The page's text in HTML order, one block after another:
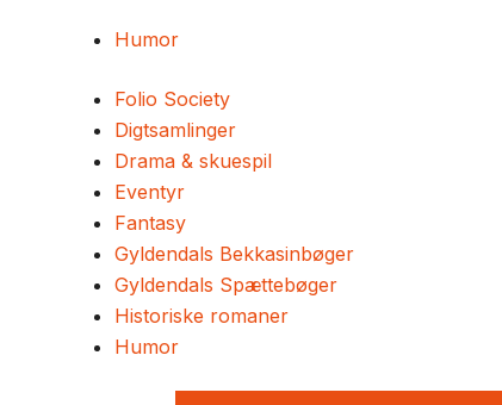
Humor
Folio Society
Digtsamlinger
Drama & skuespil
Eventyr
Fantasy
Gyldendals Bekkasinbøger
Gyldendals Spættebøger
Historiske romaner
Humor